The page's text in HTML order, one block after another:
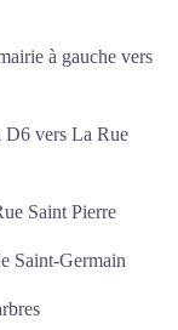
à gauche vers
D6 vers La Rue
Saint Pierre
Saint-Germain